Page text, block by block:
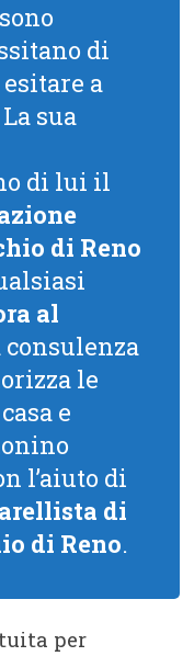
di
a
sua
di lui il
di Reno
al
consulenza
le
e
l’aiuto di
di
di Reno.
per